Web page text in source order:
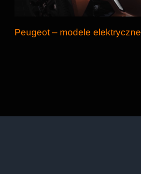
Peugeot – modele elektryczne